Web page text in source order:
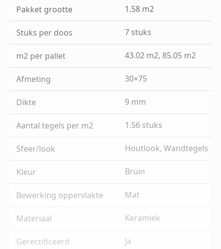
Pakket grootte 1.58 m2
Stuks per doos 7 stuks
m2 per pallet 43.02 m2, 85.05 m2
Afmeting 30×75
Dikte 9 mm
Aantal tegels per m2 1.56 stuks
Sfeer/look Houtlook, Wandtegels
Kleur Bruin
Bewerking oppervlakte Mat
Materiaal Keramiek
Gerectificeerd Ja